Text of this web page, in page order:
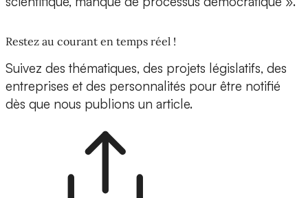
Restez au courant en temps réel !
Suivez des thématiques, des projets législatifs, des
entreprises et des personnalités pour être notifié
dès que nous publions un article.